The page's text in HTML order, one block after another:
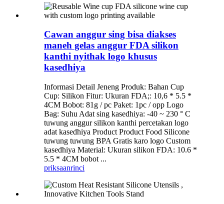
Cawan anggur sing bisa diakses
maneh gelas anggur FDA silikon
kanthi nyithak logo khusus
kasedhiya
Informasi Detail Jeneng Produk: Bahan Cup
Cup: Silikon Fitur: Ukuran FDA;: 10,6 * 5.5 *
4CM Bobot: 81g / pc Paket: 1pc / opp Logo
Bag: Suhu Adat sing kasedhiya: -40 ~ 230 ° C
tuwung anggur silikon kanthi percetakan logo
adat kasedhiya Product Product Food Silicone
tuwung tuwung BPA Gratis karo logo Custom
kasedhiya Material: Ukuran silikon FDA: 10.6 *
5.5 * 4CM bobot ...
priksaanrinci